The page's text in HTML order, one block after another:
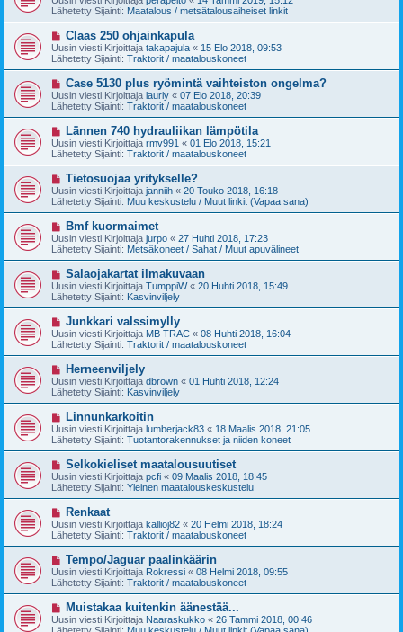
e
s
t
s
i
e
s
t
Lähetetty Sijainti: Maatalous / metsätalousaiheiset linkit
U
u
s
i
e
s
t
Claas 250 ohjainkapula
Uusin viesti Kirjoittaja takapajula « 15 Elo 2018, 09:53
Lähetetty Sijainti: Traktorit / maatalouskoneet
U
u
s
i
v
e
s
t
Case 5130 plus ryömintä vaihteiston ongelma?
Uusin viesti Kirjoittaja lauriy « 07 Elo 2018, 20:39
Lähetetty Sijainti: Traktorit / maatalouskoneet
U
u
s
i
v
e
s
t
Lännen 740 hydrauliikan lämpötila
Uusin viesti Kirjoittaja rmv991 « 01 Elo 2018, 15:21
Lähetetty Sijainti: Traktorit / maatalouskoneet
U
u
s
i
v
e
s
t
Tietosuojaa yritykselle?
Uusin viesti Kirjoittaja janniih « 20 Touko 2018, 16:18
Lähetetty Sijainti: Muu keskustelu / Muut linkit (Vapaa sana)
U
u
s
i
v
e
s
t
Bmf kuormaimet
Uusin viesti Kirjoittaja jurpo « 27 Huhti 2018, 17:23
Lähetetty Sijainti: Metsäkoneet / Sahat / Muut apuvälineet
U
u
s
i
e
s
t
Salaojakartat ilmakuvaan
Uusin viesti Kirjoittaja TumppiW« 20 Huhti 2018, 15:49
Lähetetty Sijainti: Kasvinviljely
U
u
s
i
v
e
s
t
Junkkari valssimylly
Uusin viesti Kirjoittaja MB TRAC « 08 Huhti 2018, 16:04
Lähetetty Sijainti: Traktorit / maatalouskoneet
U
u
s
i
v
e
s
t
Herneenviljely
Uusin viesti Kirjoittaja dbrown « 01 Huhti 2018, 12:24
Lähetetty Sijainti: Kasvinviljely
U
u
s
i
v
e
s
t
Linnunkarkoitin
Uusin viesti Kirjoittaja lumberjack83 « 18 Maalis 2018, 21:05
Lähetetty Sijainti: Tuotantorakennukset ja niiden koneet
U
u
s
i
v
e
s
t
Selkokieliset maatalousuutiset
Uusin viesti Kirjoittaja pcfi « 09 Maalis 2018, 18:45
Lähetetty Sijainti: Yleinen maatalouskeskustelu
U
u
s
i
v
e
s
t
Renkaat
Uusin viesti Kirjoittaja kallioj82 « 20 Helmi 2018, 18:24
Lähetetty Sijainti: Traktorit / maatalouskoneet
U
u
s
i
v
e
Tempo/Jaguar paalinkäärin
Uusin viesti Kirjoittaja Rokressi « 08 Helmi 2018, 09:55
Lähetetty Sijainti: Traktorit / maatalouskoneet
U
u
s
Muistakaa kuitenkin äänestää...
Uusin viesti Kirjoittaja Naaraskukko « 26 Tammi 2018, 00:46
Lähetetty Sijainti: Muu keskustelu / Muut linkit (Vapaa sana)